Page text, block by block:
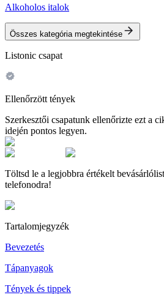
Alkoholos italok
Összes kategória megtekintése
Listonic csapat
Ellenőrzött tények
Szerkesztői csapatunk ellenőrizte ezt a
idején pontos legyen.
Töltsd le a legjobbra értékelt
telefonodra!
Tartalomjegyzék
Bevezetés
Tápanyagok
Tények és tippek